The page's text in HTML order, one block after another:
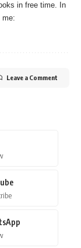
in free time. In
me:
Leave a Comment